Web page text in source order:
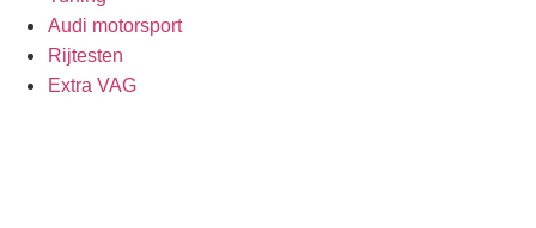
Audi motorsport
Rijtesten
Extra VAG